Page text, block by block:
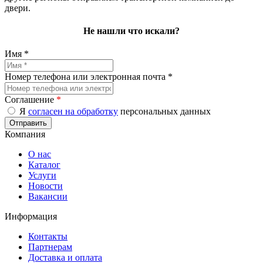
двери.
Не нашли что искали?
Имя *
Номер телефона или электронная почта *
Соглашение *
Я согласен на обработку персональных данных
Компания
О нас
Каталог
Услуги
Новости
Вакансии
Информация
Контакты
Партнерам
Доставка и оплата